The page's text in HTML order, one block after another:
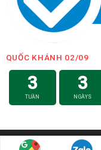
QUỐC KHÁNH 02/09
3
TUẦN
3
NGÀYS